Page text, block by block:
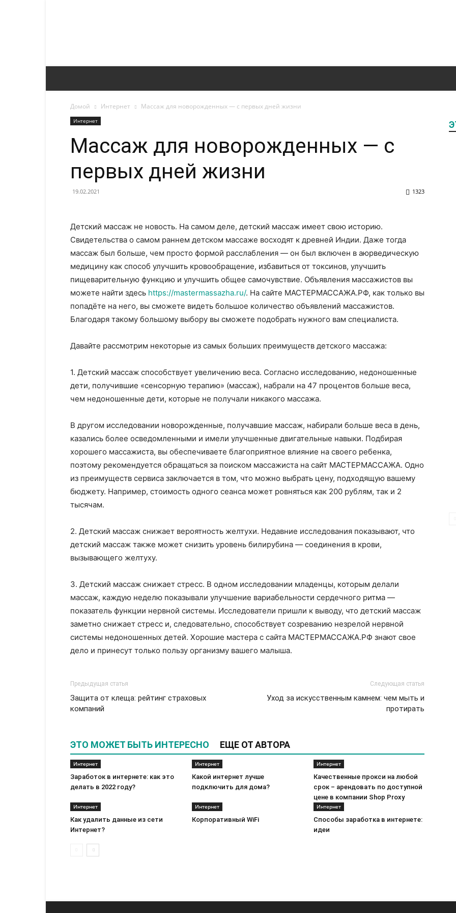
Полезные
компьютерных
Домой Интернет Массаж для новорожденных — с первых дней жизни
Интернет
Массаж для новорожденных — с
первых дней жизни
19.02.2021 1323
Детский массаж не новость. На самом деле, детский массаж имеет свою историю.
Свидетельства о самом раннем детском массаже восходят к древней Индии. Даже тогда
массаж был больше, чем просто формой расслабления — он был включен в аюрведическую
медицину как способ улучшить кровообращение, избавиться от токсинов, улучшить
пищеварительную функцию и улучшить общее самочувствие. Объявления массажистов вы
можете найти здесь https://mastermassazha.ru/. На сайте МАСТЕРМАССАЖА.РФ, как только вы
попадёте на него, вы сможете видеть большое количество объявлений массажистов.
Благодаря такому большому выбору вы сможете подобрать нужного вам специалиста.
Давайте рассмотрим некоторые из самых больших преимуществ детского массажа:
1. Детский массаж способствует увеличению веса. Согласно исследованию, недоношенные
дети, получившие «сенсорную терапию» (массаж), набрали на 47 процентов больше веса,
чем недоношенные дети, которые не получали никакого массажа.
В другом исследовании новорожденные, получавшие массаж, набирали больше веса в день,
казались более осведомленными и имели улучшенные двигательные навыки. Подбирая
хорошего массажиста, вы обеспечиваете благоприятное влияние на своего ребенка,
поэтому рекомендуется обращаться за поиском массажиста на сайт МАСТЕРМАССАЖА. Одно
из преимуществ сервиса заключается в том, что можно выбрать цену, подходящую вашему
бюджету. Например, стоимость одного сеанса может ровняться как 200 рублям, так и 2
тысячам.
2. Детский массаж снижает вероятность желтухи. Недавние исследования показывают, что
детский массаж также может снизить уровень билирубина — соединения в крови,
вызывающего желтуху.
3. Детский массаж снижает стресс. В одном исследовании младенцы, которым делали
массаж, каждую неделю показывали улучшение вариабельности сердечного ритма —
показатель функции нервной системы. Исследователи пришли к выводу, что детский массаж
заметно снижает стресс и, следовательно, способствует созреванию незрелой нервной
системы недоношенных детей. Хорошие мастера с сайта МАСТЕРМАССАЖА.РФ знают свое
дело и принесут только пользу организму вашего малыша.
Предыдущая статья
Защита от клеща: рейтинг страховых
компаний
Следующая статья
Уход за искусственным камнем: чем мыть и
протирать
ЭТО МОЖЕТ БЫТЬ ИНТЕРЕСНО ЕЩЕ ОТ АВТОРА
Интернет
Заработок в интернете: как это
делать в 2022 году?
Интернет
Какой интернет лучше
подключить для дома?
Интернет
Качественные прокси на любой
срок – арендовать по доступной
цене в компании Shop Proxy
Интернет
Как удалить данные из сети
Интернет?
Интернет
Корпоративный WiFi
Интернет
Способы заработка в интернете:
идеи